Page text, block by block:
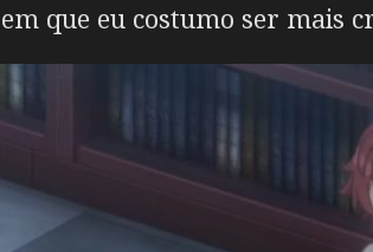
que eu costumo ser mais